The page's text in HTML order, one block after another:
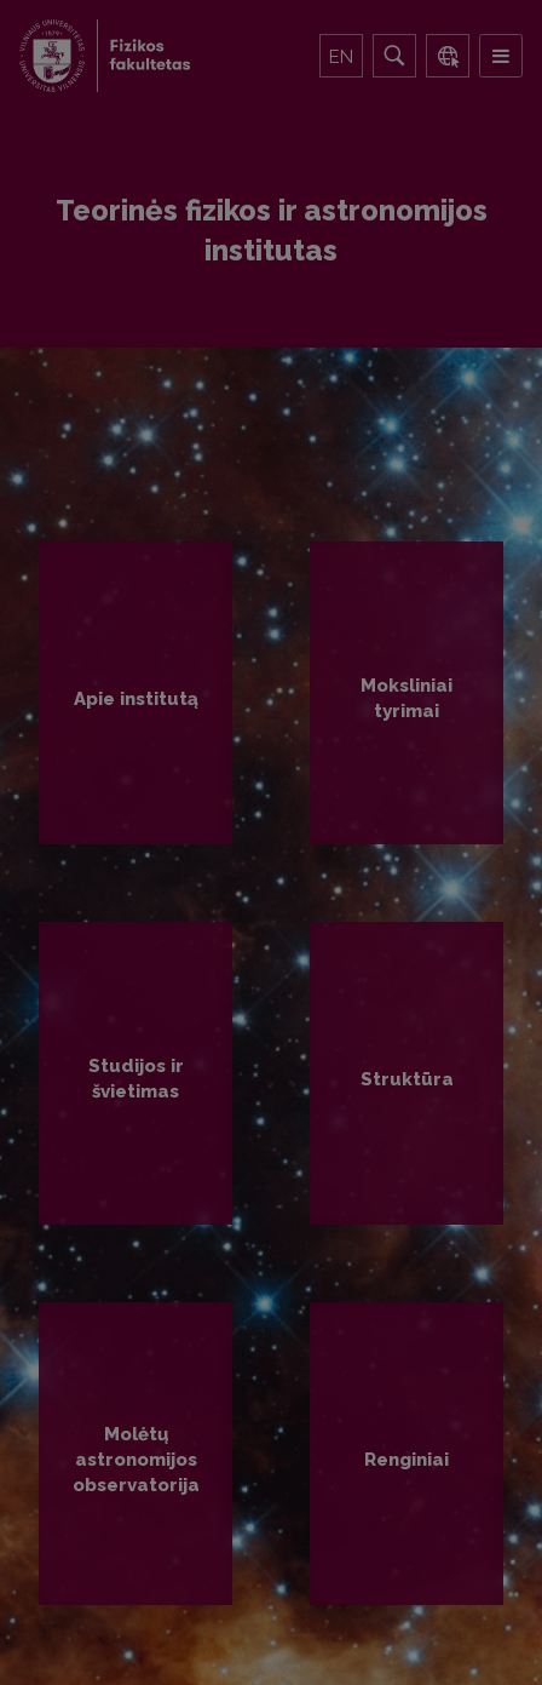
EN
Teorinės fizikos ir astronomijos
institutas
Apie institutą
Moksliniai
tyrimai
Studijos ir
švietimas
Struktūra
Molėtų
astronomijos
observatorija
Renginiai